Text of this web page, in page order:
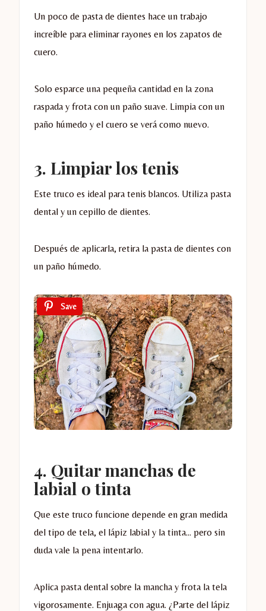
Un poco de pasta de dientes hace un trabajo
increíble para eliminar rayones en los zapatos de
cuero.
Solo esparce una pequeña cantidad en la zona
raspada y frota con un paño suave. Limpia con un
paño húmedo y el cuero se verá como nuevo.
3. Limpiar los tenis
Este truco es ideal para tenis blancos. Utiliza pasta
dental y un cepillo de dientes.
Después de aplicarla, retira la pasta de dientes con
un paño húmedo.
Save
4. Quitar manchas de
labial o tinta
Que este truco funcione depende en gran medida
del tipo de tela, el lápiz labial y la tinta… pero sin
duda vale la pena intentarlo.
Aplica pasta dental sobre la mancha y frota la tela
vigorosamente. Enjuaga con agua. ¿Parte del lápiz